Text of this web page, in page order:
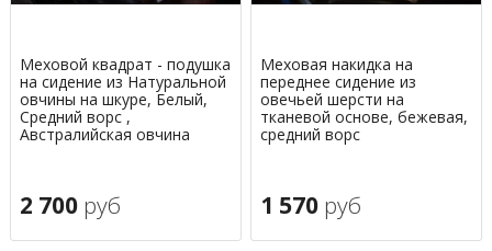
Меховой квадрат - подушка
на сидение из Натуральной
овчины на шкуре, Белый,
Средний ворс ,
Австралийская овчина
2 700 руб
Меховая накидка на
переднее сидение из
овечьей шерсти на
тканевой основе, бежевая,
средний ворс
1 570 руб